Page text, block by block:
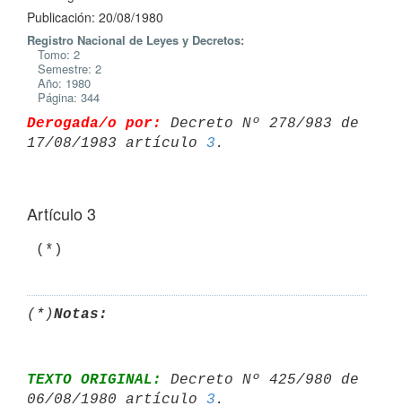
Publicación: 20/08/1980
Registro Nacional de Leyes y Decretos:
Tomo: 2
Semestre: 2
Año: 1980
Página: 344
Derogada/o por:
Decreto Nº 278/983 de
17/08/1983 artículo 3
Artículo 3
(*)Notas:
TEXTO ORIGINAL:
Decreto Nº 425/980 de
06/08/1980 artículo 3